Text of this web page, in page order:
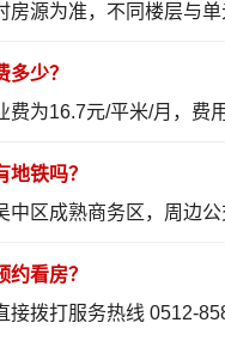
源为准，不同楼层与
少？
费为16.7元/平米/月，
铁吗？
中区成熟商务区，周边
看房？
接拨打服务热线 0512-